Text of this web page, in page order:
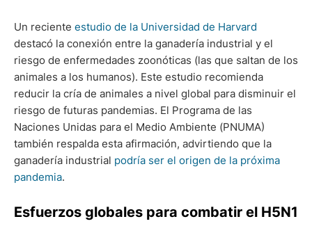
Un reciente estudio de la Universidad de Harvard
destacó la conexión entre la ganadería industrial y el
riesgo de enfermedades zoonóticas (las que saltan de los
animales a los humanos). Este estudio recomienda
reducir la cría de animales a nivel global para disminuir el
riesgo de futuras pandemias. El Programa de las
Naciones Unidas para el Medio Ambiente (PNUMA)
también respalda esta afirmación, advirtiendo que la
ganadería industrial podría ser el origen de la próxima
pandemia.
Esfuerzos globales para combatir el H5N1